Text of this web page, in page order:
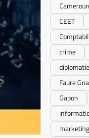
Cameroun
CEET
crime
diplomatie
Faure
Gabon
marketing